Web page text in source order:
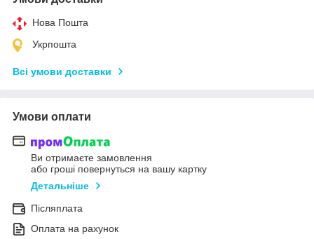
Нова Пошта
Укрпошта
Всі умови доставки
Умови оплати
Ви отримаєте замовлення
або гроші повернуться на вашу картку
Детальніше
Післяплата
Оплата на рахунок